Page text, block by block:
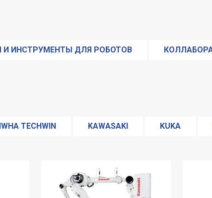
И ИНСТРУМЕНТЫ ДЛЯ РОБОТОВ
TECHWIN KAWASAKI KUKA